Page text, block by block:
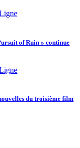
of Ruin » continue
du troisième film